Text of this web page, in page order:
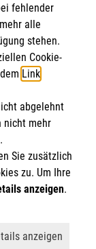
Datenschutz
|Mediathek
fehlender
alle
stehen.
Cookie-
Link.
abgelehnt
nicht mehr
Sie zusätzlich
zu. Um Ihre
anzeigen.
anzeigen